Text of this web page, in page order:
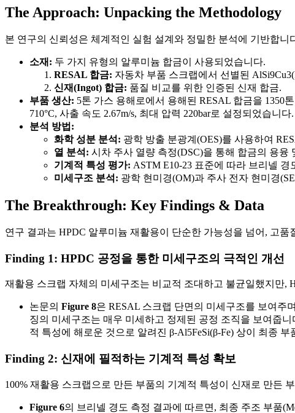
The Approach: Unpacking the Methodology
본 연구의 신뢰성은 체계적인 실험 설계와 정밀한 분석에 기반합
소재: 두 가지 유형의 알루미늄 합금이 사용되었습니다.
RESAL 합금: 자동차 부품 스크랩에서 선별된
신재(Ingot) 합금: 품질 비교를 위한 인증된 신재 합금.
부품 생산: 5톤 가스 용해로에서 용해된 RESAL 합금을 1350
710°C, 사출 속도 2.67m/s, 최대 압력 220bar로 설정되었습니다.
분석 방법:
화학 성분 분석: 광학 방출 분광계(OES)를 사용하여
열 분석: 시차 주사 열량 측정(DSC)을 통해 합금의 용
기계적 특성 평가: ASTM E10-23 표준에 따라 브리넬 경
미세구조 분석: 광학 현미경(OM)과 주사 전자 현미경
The Breakthrough: Key Findings & Data
연구 결과는 HPDC 알루미늄 재활용이 단순한 가능성을 넘어, 고
Finding 1: HPDC 공정을 통한 미세구조의 극적인 개선
재활용 스크랩 자체의 미세구조는 비교적 조대하고 불균일했지만,
논문의 Figure 8은 RESAL 스크랩 단면의 미세구조를 보여주
징의 미세구조는 매우 미세하고 정제된 공정 조직을 보여줍
적 특성에 해로운 것으로 알려진 β-Al5FeSi(β-Fe) 상이 최종
Finding 2: 신재에 필적하는 기계적 특성 확보
100% 재활용 스크랩으로 만든 부품의 기계적 특성이 신재로 만든
Figure 6의 브리넬 경도 측정 결과에 따르면, 최종 주조 부품